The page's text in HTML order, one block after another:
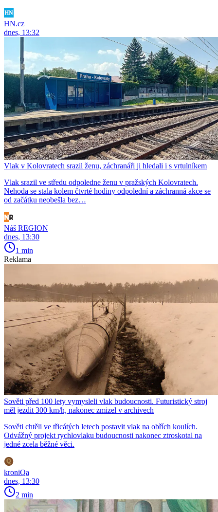
HN.cz
dnes, 13:32
Vlak v Kolovratech srazil ženu, záchranáři ji hledali i s vrtulníkem
Vlak srazil ve středu odpoledne ženu v pražských Kolovratech.
Nehoda se stala kolem čtvrté hodiny odpolední a záchranná akce se
od začátku neobešla bez…
Náš REGION
dnes, 13:30
1 min
Reklama
Sověti před 100 lety vymysleli vlak budoucnosti. Futuristický stroj
měl jezdit 300 km/h, nakonec zmizel v archivech
Sověti chtěli ve třicátých letech postavit vlak na obřích koulích.
Odvážný projekt rychlovlaku budoucnosti nakonec ztroskotal na
jedné zcela běžné věci.
kroniQa
dnes, 13:30
2 min